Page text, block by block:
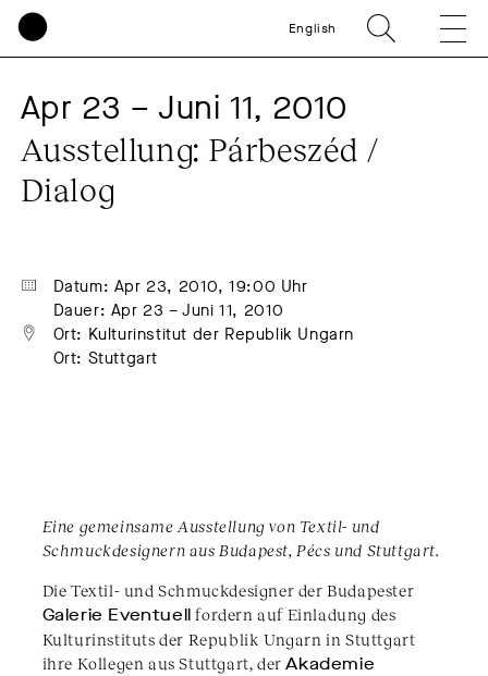
English
Apr 23 – Juni 11, 2010
Ausstellung: Párbeszéd /
Dialog
Datum: Apr 23, 2010, 19:00 Uhr
Dauer: Apr 23 – Juni 11, 2010
Ort: Kulturinstitut der Republik Ungarn
Ort: Stuttgart
Eine gemeinsame Ausstellung von Textil- und
Schmuckdesignern aus Budapest, Pécs und Stuttgart.
Die Textil- und Schmuckdesigner der Budapester
Galerie Eventuell fordern auf Einladung des
Kulturinstituts der Republik Ungarn in Stuttgart
ihre Kollegen aus Stuttgart, derAkademie